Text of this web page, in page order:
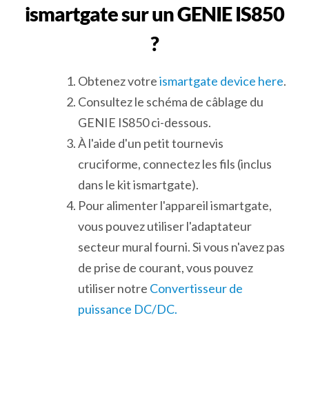
ismartgate sur un GENIE IS850
?
Obtenez votreismartgate device here.
Consultez le schéma de câblage du
GENIE IS850 ci-dessous.
À l'aide d'un petit tournevis
cruciforme, connectez les fils (inclus
dans le kit ismartgate).
Pour alimenter l'appareil ismartgate,
vous pouvez utiliser l'adaptateur
secteur mural fourni. Si vous n'avez pas
de prise de courant, vous pouvez
utiliser notre Convertisseur de
puissance DC/DC.